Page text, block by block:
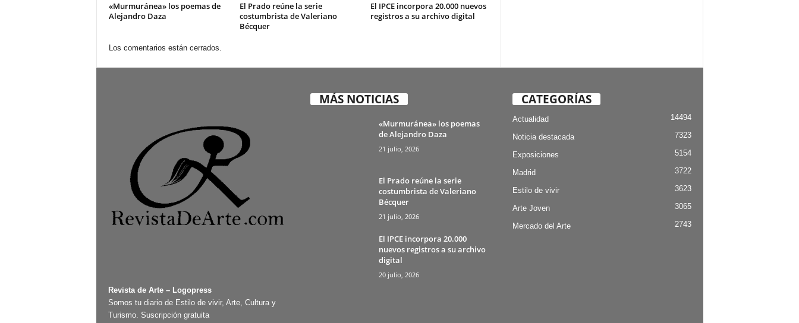
«Murmuránea» los poemas de
Alejandro Daza
El Prado reúne la serie
costumbrista de Valeriano
Bécquer
El IPCE incorpora 20.000 nuevos
registros a su archivo digital
Los comentarios están cerrados.
Revista de Arte – Logopress
Somos tu diario de Estilo de vivir, Arte, Cultura y
Turismo. Suscripción gratuita
MÁS NOTICIAS
«Murmuránea» los poemas
de Alejandro Daza
21 julio, 2026
El Prado reúne la serie
costumbrista de Valeriano
Bécquer
21 julio, 2026
El IPCE incorpora 20.000
nuevos registros a su archivo
digital
20 julio, 2026
CATEGORÍAS
Actualidad 14494
Noticia destacada 7323
Exposiciones 5154
Madrid 3722
Estilo de vivir 3623
Arte Joven 3065
Mercado del Arte 2743